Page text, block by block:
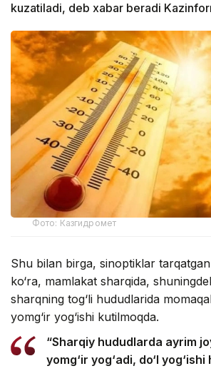
kuzatiladi, deb xabar beradi
Фото: Казгидромет
Shu bilan birga, sinoptiklar tarqatgan
ko‘ra, mamlakat sharqida,
sharqning tog‘li hududlarida
yomg‘ir yog‘ishi kutilmoqda.
“Sharqiy hududlarda ayrim
yomg‘ir yog‘adi, do‘l